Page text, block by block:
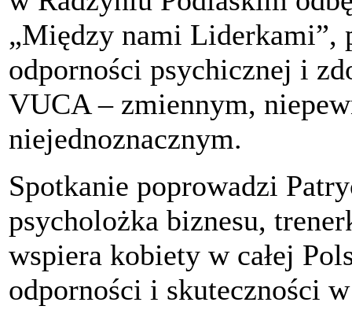
„Między nami Liderkami”,
odporności psychicznej i
VUCA – zmiennym,
niejednoznacznym.
Spotkanie poprowadzi
psycholożka biznesu,
wspiera kobiety w całej
odporności i skuteczności